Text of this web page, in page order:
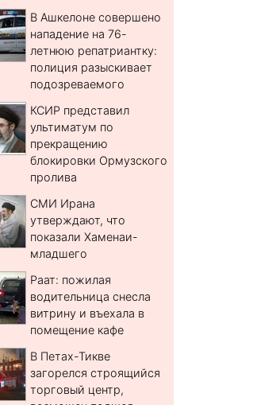
В Ашкелоне совершено
нападение на 76-
летнюю репатриантку:
полиция разыскивает
подозреваемого
КСИР представил
ультиматум по
прекращению
блокировки Ормузского
пролива
СМИ Ирана
утверждают, что
показали Хаменаи-
младшего
Раат: пожилая
водительница снесла
витрину и въехала в
помещение кафе
В Петах-Тикве
загорелся строящийся
торговый центр,